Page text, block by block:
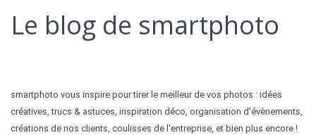
Le blog de smartphoto
smartphoto vous inspire pour tirer le meilleur de vos photos : idées
créatives, trucs & astuces, inspiration déco, organisation d'évènements,
créations de nos clients, coulisses de l'entreprise, et bien plus encore !